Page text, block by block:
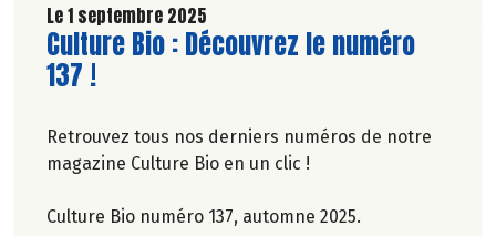
Le 1 septembre 2025
Lire la suite de l'article
Culture Bio : Découvrez le numéro
137 !
Retrouvez tous nos derniers numéros de notre
magazine Culture Bio en un clic !
Culture Bio numéro 137, automne 2025.